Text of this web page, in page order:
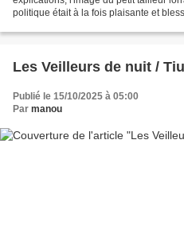
politique était à la fois plaisante et
Les Veilleurs de nuit /
Publié le 15/10/2025 à 05:00
Par manou